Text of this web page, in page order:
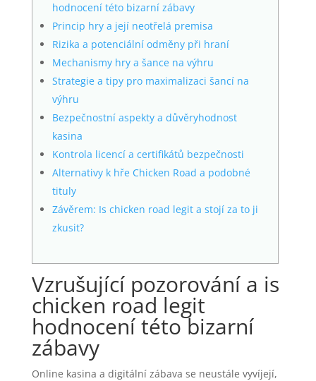
hodnocení této bizarní zábavy
Princip hry a její neotřelá premisa
Rizika a potenciální odměny při hraní
Mechanismy hry a šance na výhru
Strategie a tipy pro maximalizaci šancí na
výhru
Bezpečnostní aspekty a důvěryhodnost
kasina
Kontrola licencí a certifikátů bezpečnosti
Alternativy k hře Chicken Road a podobné
tituly
Závěrem: Is chicken road legit a stojí za to ji
zkusit?
Vzrušující pozorování a is
chicken road legit
hodnocení této bizarní
zábavy
Online kasina a digitální zábava se neustále vyvíjejí,